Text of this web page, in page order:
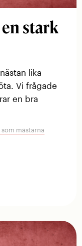
stark
lika
Vi frågade
en bra
som mästarna